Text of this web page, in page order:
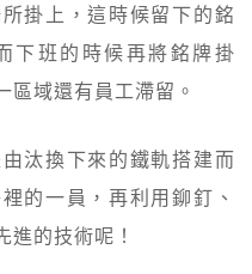
掛上，這時候留下的銘
下班的時候再將銘牌掛
區域還有員工滯留。
汰換下來的鐵軌搭建而
的一員，再利用鉚釘、
進的技術呢！